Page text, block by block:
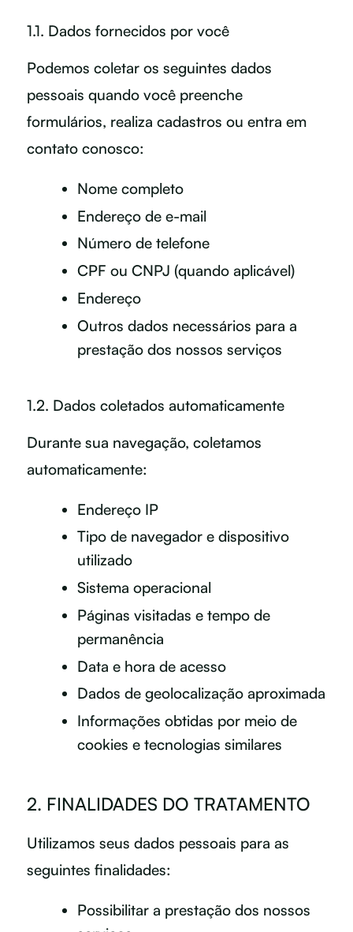
1.1. Dados fornecidos por você
Podemos coletar os seguintes dados
pessoais quando você preenche
formulários, realiza cadastros ou entra em
contato conosco:
Nome completo
Endereço de e-mail
Número de telefone
CPF ou CNPJ (quando aplicável)
Endereço
Outros dados necessários para a
prestação dos nossos serviços
1.2. Dados coletados automaticamente
Durante sua navegação, coletamos
automaticamente:
Endereço IP
Tipo de navegador e dispositivo
utilizado
Sistema operacional
Páginas visitadas e tempo de
permanência
Data e hora de acesso
Dados de geolocalização aproximada
Informações obtidas por meio de
cookies e tecnologias similares
2. FINALIDADES DO TRATAMENTO
Utilizamos seus dados pessoais para as
seguintes finalidades:
Possibilitar a prestação dos nossos